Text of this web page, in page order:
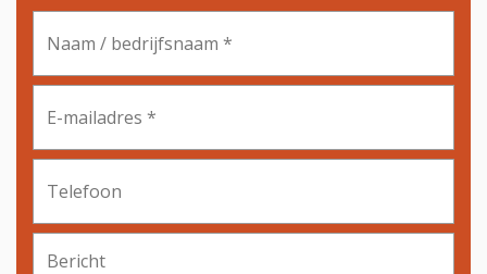
bedrijfsnaam
*
mailadres *